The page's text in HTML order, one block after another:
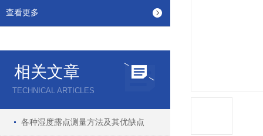
查看更多
相关文章
TECHNICAL ARTICLES
各种湿度露点测量方法及其优缺点